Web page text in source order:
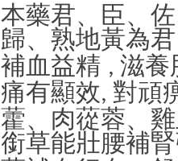
本藥君、臣、
歸、熟地黃為
補血益精 , 滋養
痛有顯效, 對頑
藿、肉蓯蓉、
銜草能壯腰補